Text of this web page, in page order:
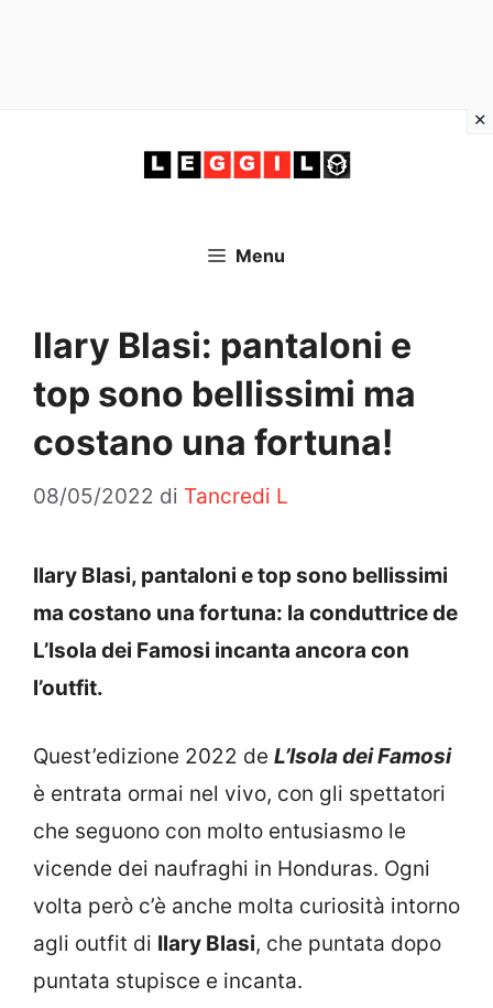
Menu
Ilary Blasi: pantaloni e
top sono bellissimi ma
costano una fortuna!
08/05/2022 di Tancredi L
Ilary Blasi, pantaloni e top sono bellissimi
ma costano una fortuna: la conduttrice de
L’Isola dei Famosi incanta ancora con
l’outfit.
Quest’edizione 2022 de L’Isola dei Famosi
è entrata ormai nel vivo, con gli spettatori
che seguono con molto entusiasmo le
vicende dei naufraghi in Honduras. Ogni
volta però c’è anche molta curiosità intorno
agli outfit di Ilary Blasi, che puntata dopo
puntata stupisce e incanta.